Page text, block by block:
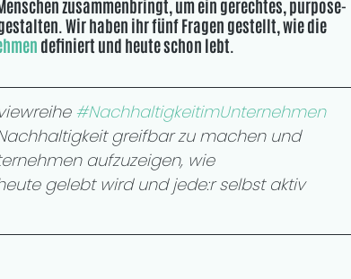
zusammenbringt, um ein gerechtes, purpose-
Wir haben ihr fünf Fragen gestellt, wie die
definiert und heute schon lebt.
#NachhaltigkeitimUnternehmen
greifbar zu machen und
aufzuzeigen, wie
gelebt wird und jede:r selbst aktiv